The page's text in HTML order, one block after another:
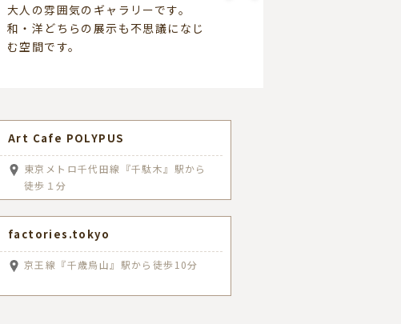
大人の雰囲気のギャラリーです。
和・洋どちらの展示も不思議になじ
む空間です。
Art Cafe POLYPUS
東京メトロ千代田線『千駄木』駅から
徒歩１分
factories.tokyo
京王線『千歳烏山』駅から徒歩10分